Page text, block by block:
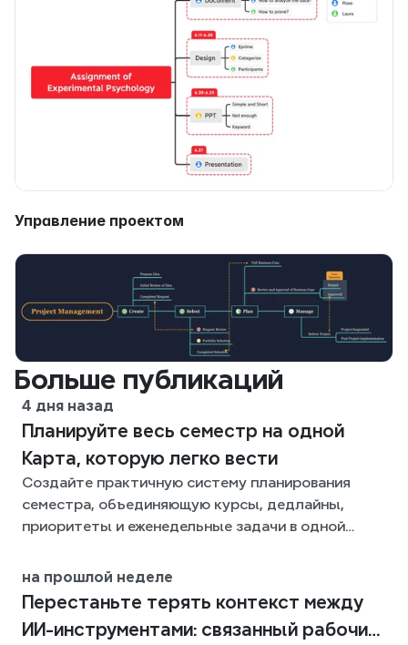
Управление проектом
Больше публикаций
4 дня назад
Планируйте весь семестр на одной
Карта, которую легко вести
Создайте практичную систему планирования
семестра, объединяющую курсы, дедлайны,
приоритеты и еженедельные задачи в одной
на прошлой неделе
Перестаньте терять контекст между
ИИ-инструментами: связанный рабочий